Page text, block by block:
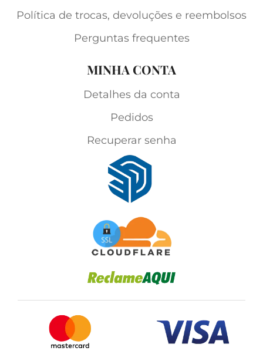
Política de trocas, devoluções e reembolsos
Perguntas frequentes
MINHA CONTA
Detalhes da conta
Pedidos
Recuperar senha